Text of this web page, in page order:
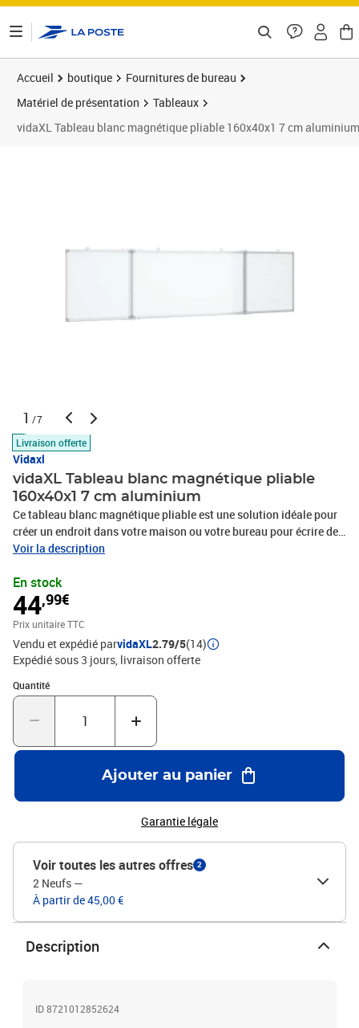
Accueil boutique
Fournitures de bureau
Matériel de présentation
Tableaux
vidaXL Tableau blanc magnétique pliable 160x40x1 7 cm aluminium
1 /7
Livraison offerte
Vidaxl
vidaXL Tableau blanc magnétique pliable
160x40x1 7 cm aluminium
Ce tableau blanc magnétique pliable est une solution idéale pour
créer un endroit dans votre maison ou votre bureau pour écrire des
notes, griffonner ou afficher des photos. Surface lisse : le tableau
écrire et à nettoyer. De plus, vous pouvez joindre des fichiers, des
photos et d’autres éléments avec des aimants.Facile à installer : le
tableau blanc magnétique est livré avec 4 crochets mobiles que
vous pouvez ajuster selon vos besoins et installer rapidement sur
n'importe quel mur à l'endroit désiré.Pliable : le tableau blanc
magnétique comprend deux panneaux articulés qui offrent plus
d'espace d'écriture et peuvent être inclinés et pliés selon vos
besoins.Sécurité : le tableau blanc magnétique est doté d'un cadre
robuste en aluminium et d'un panneau arrière en métal, ainsi que
sécurité de l'utilisateur.Multifonctionnel : le tableau blanc
magnétique est un outil polyvalent pour les présentations et les
mémos. Il convient aux écoles, aux salles de conférence, aux
bureaux et à la maison.Couleur : blancMatériau du tableau blanc :
panneau multicouchesMatériau de la structure : aluminium et
160 x 40 x 1,7 cm (L x l x é)Dimensions (plié) : 80 x 40 x 3,4 cm (L x
l x é)
Voir la description
En stock
44,99€
Prix unitaire TTC
Vendu et expédié parvidaXL2.79/5(14)
Expédié sous 3 jours livraison offerte
Quantité
Quantité : 1
Ajouter au panier
Garantie légale
Voir toutes les autres offres 2
2 Neufs —
À partir de 45,00 €
Description
ID 8721012852624